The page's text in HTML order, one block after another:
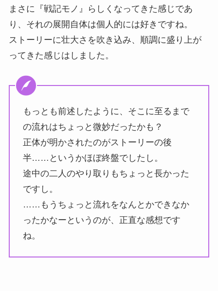
まさに『戦記モノ』らしくなってきた感じであ
り、それの展開自体は個人的には好きですね。
ストーリーに壮大さを吹き込み、順調に盛り上が
ってきた感じはしました。
もっとも前述したように、そこに至るまで
の流れはちょっと微妙だったかも？
正体が明かされたのがストーリーの後
半……というかほぼ終盤でしたし。
途中の二人のやり取りもちょっと長かった
ですし。
……もうちょっと流れをなんとかできなか
ったかなーというのが、正直な感想です
ね。